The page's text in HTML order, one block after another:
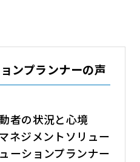
ンプランナーの声
者の状況と心境
ネジメントソリュー
ーションプランナー